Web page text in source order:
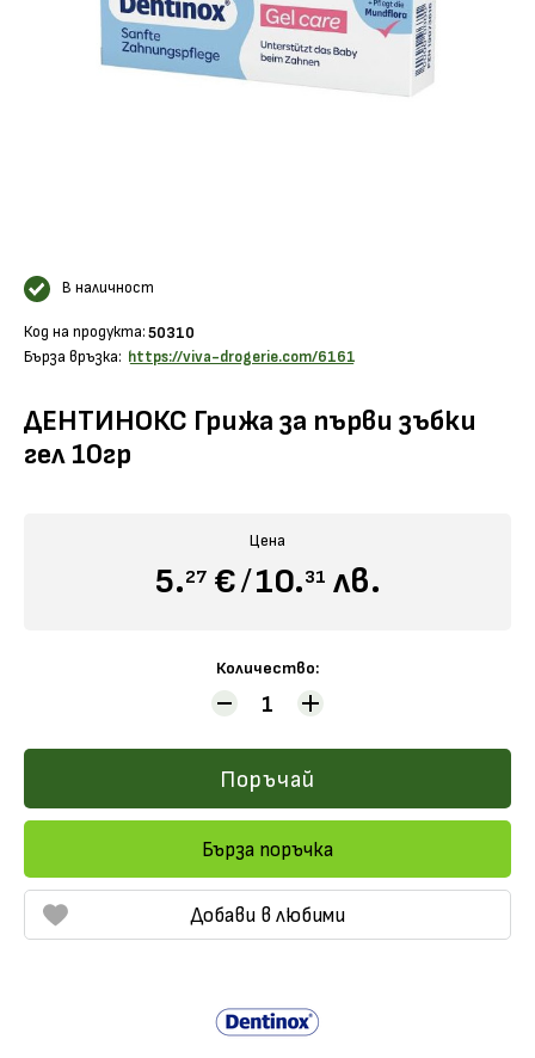
В наличност
Код на продукта:50310
Бърза връзка: https://viva-drogerie.com/6161
ДЕНТИНОКС Грижа за първи зъбки
гел 10гр
Научи повече
Цена
5.27 €/10.31 лв.
Количество:
Поръчай
Бърза поръчка
Добави в любими